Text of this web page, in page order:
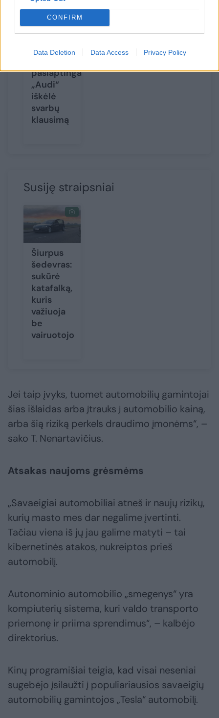
CONFIRM
Data Deletion Data Access Privacy Policy
Vilniečio
paslaptinga
„Audi“
iškėlė
svarbų
klausimą
Susiję straipsniai
Šiurpus
šedevras:
sukūrė
katafalką,
kuris
važiuoja
be
vairuotojo
Jei taip įvyks, tuomet automobilių gamintojai
šias išlaidas arba įtrauks į automobilio kainą,
arba šią riziką perkels draudimo įmonėms“, –
sako T. Nenartavičius.
Atsakas naujoms grėsmėms
„Savaeigiai automobiliai atneš ir naujų rizikų,
kurių masto mes dar negalime įvertinti.
Tačiau viena iš jų jau galime matyti – tai
kibernetinės atakos, nukreiptos prieš
automobilį.
Autonominio automobilio „smegenys“ yra
kompiuterių sistema, kuri valdo transporto
priemonę ir priima sprendimus“, – kalbėjo
direktorius.
Kinų programišiai teigia, kad visai neseniai
sugebėjo įsilaužti į populiariausios savaeigių
automobilių gamintojos „Tesla“ automobilį.